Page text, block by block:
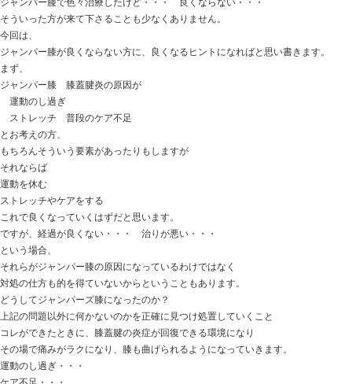
ときた整骨院
https://tokitaseikotsuin.com/
047-340-5560
【腱鞘炎 ドケルバン病】 なかなか良くな
きなポイント！
2025.02.25 | Category: